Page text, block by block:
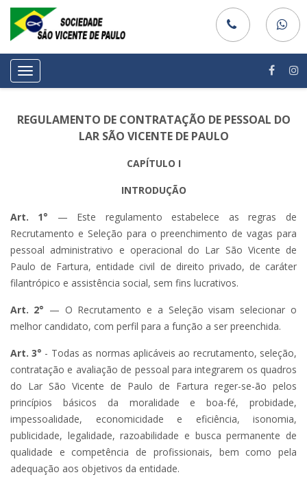
Toggle
navigation
REGULAMENTO DE CONTRATAÇÃO DE PESSOAL DO
LAR SÃO VICENTE DE PAULO
CAPÍTULO I
INTRODUÇÃO
Art. 1° — Este regulamento estabelece as regras de
Recrutamento e Seleção para o preenchimento de vagas para
pessoal administrativo e operacional do Lar São Vicente de
Paulo de Fartura, entidade civil de direito privado, de caráter
filantrópico e assistência social, sem fins lucrativos.
Art. 2° — O Recrutamento e a Seleção visam selecionar o
melhor candidato, com perfil para a função a ser preenchida.
Art. 3° - Todas as normas aplicáveis ao recrutamento, seleção,
contratação e avaliação de pessoal para integrarem os quadros
do Lar São Vicente de Paulo de Fartura reger-se-ão pelos
princípios básicos da moralidade e boa-fé, probidade,
impessoalidade, economicidade e eficiência, isonomia,
publicidade, legalidade, razoabilidade e busca permanente de
qualidade e competência de profissionais, bem como pela
adequação aos objetivos da entidade.